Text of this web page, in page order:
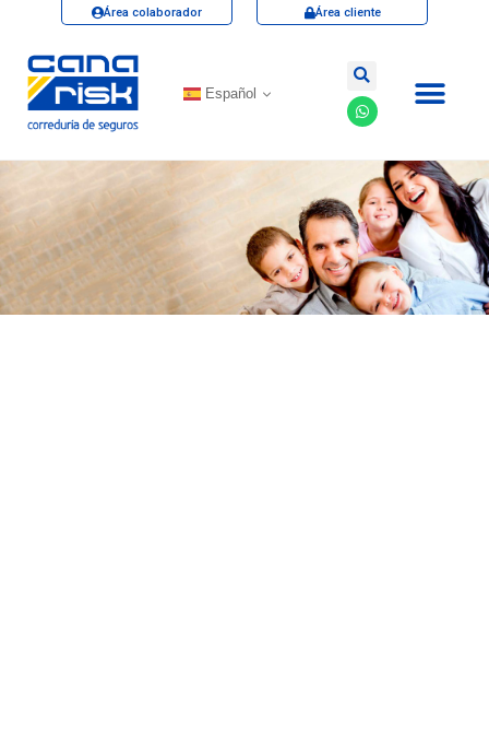
Área colaborador Área cliente
Español